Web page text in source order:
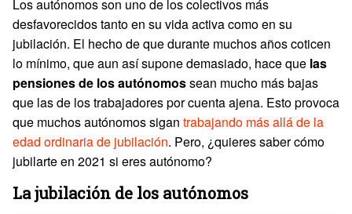
Los autónomos son uno de los colectivos más
desfavorecidos tanto en su vida activa como en su
jubilación. El hecho de que durante muchos años coticen
lo mínimo, que aun así supone demasiado, hace que las
pensiones de los autónomossean mucho más bajas
que las de los trabajadores por cuenta ajena. Esto provoca
que muchos autónomos sigan trabajando más allá de la
edad ordinaria de jubilación. Pero, ¿quieres saber cómo
jubilarte en 2021 si eres autónomo?
La jubilación de los autónomos